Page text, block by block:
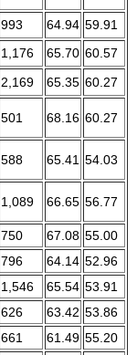
993 64.94 59.91
1,176 65.70 60.57
2,169 65.35 60.27
501 68.16 60.27
588 65.41 54.03
1,089 66.65 56.77
750 67.08 55.00
796 64.14 52.96
1,546 65.54 53.91
626 63.42 53.86
661 61.49 55.20